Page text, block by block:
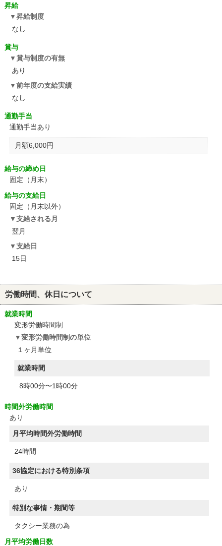
昇給
昇給制度
なし
賞与
賞与制度の有無
あり
前年度の支給実績
なし
通勤手当
通勤手当あり
月額6,000円
給与の締め日
固定（月末）
給与の支給日
固定（月末以外）
支給される月
翌月
支給日
15日
労働時間、休日について
就業時間
変形労働時間制
変形労働時間制の単位
１ヶ月単位
就業時間
8時00分〜1時00分
時間外労働時間
あり
月平均時間外労働時間
24時間
36協定における特別条項
あり
特別な事情・期間等
タクシー業務の為
月平均労働日数